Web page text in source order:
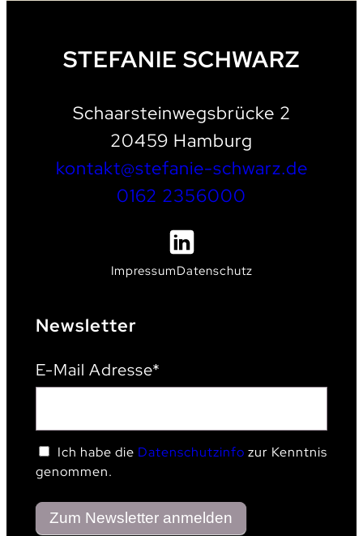
STEFANIE SCHWARZ
Schaarsteinwegsbrücke 2
20459 Hamburg
kontakt@stefanie-schwarz.de
0162 2356000
ImpressumDatenschutz
Newsletter
E-Mail Adresse*
Ich habe die Datenschutzinfo zur Kenntnis
genommen.